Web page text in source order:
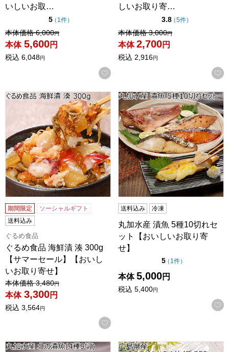
いしいお取…
5点（5点満点中）
（ 1件の評価
）
値引き前の価格：
本体価格 6,000円
本体 5,600円
税込 6,048円
お気に入りに登録する
しいお取り寄…
3.8点（5点満点中）
（5件の評価
）
値引き前の価格：
本体価格 3,000円
本体 2,700円
税込 2,916円
ぐるめ食品 海鮮漬 湊 300g【サマーセール】【おいしいお取
期間限定
ソーシャルギフト
送料込み
ぐるめ食品
ぐるめ食品 海鮮漬 湊 300g
【サマーセール】【おいし
いお取り寄せ】
値引き前の価格：
本体価格 3,480円
本体 3,300円
税込 3,564円
お気に入りに登録する
丸加水産 漬魚 5種10切れセ
送料込み 冷凍
丸加水産 漬魚 5種10切れセ
ット【おいしいお取り寄
せ】
5点（5点満点中）
（ 1件の評価
）
本体 5,000円
税込 5,400円
丸加水産 北の漬魚(4種9切)【おいしいお取り寄せ】
広島県産 冷凍スチームかき L